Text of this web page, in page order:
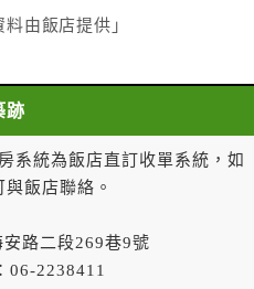
日前第十日至第十三日到
日前第七日至第九日到達
百分之五十。
百分之四十。
日前第二日至第三日到達
料由飯店提供」
跡
系統為飯店直訂收單系統，如
飯店聯絡。
路二段269巷9號
06-2238411